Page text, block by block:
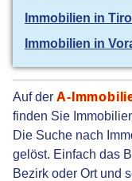
Immobilien in
Immobilien in
Auf derA-
finden Sie
Die Suche nach
gelöst. Einfach das
Bezirk oder Ort und